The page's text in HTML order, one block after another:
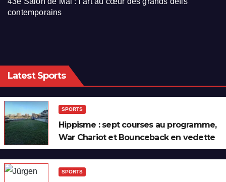
contemporains
Latest Sports
SPORTS
Hippisme : sept courses au programme,
War Chariot et Bounceback en vedette
SPORTS